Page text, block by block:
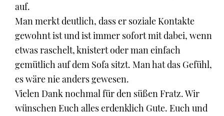
auf.
Man merkt deutlich, dass er soziale Kontakte
gewohnt ist und ist immer sofort mit dabei, wenn
etwas raschelt, knistert oder man einfach
gemütlich auf dem Sofa sitzt. Man hat das Gefühl,
es wäre nie anders gewesen.
Vielen Dank nochmal für den süßen Fratz. Wir
wünschen Euch alles erdenklich Gute. Euch und